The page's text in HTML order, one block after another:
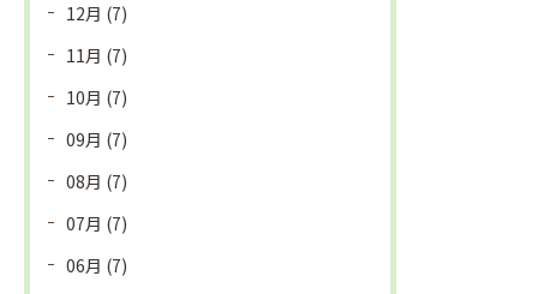
12月 (7)
11月 (7)
10月 (7)
09月 (7)
08月 (7)
07月 (7)
06月 (7)